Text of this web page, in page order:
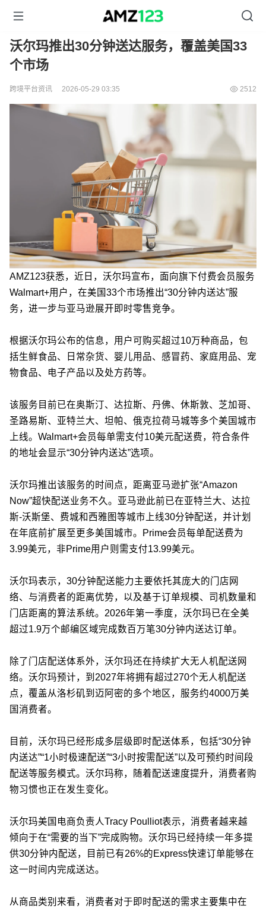
沃尔玛推出30分钟送达服务，覆盖美国33
个市场
跨境平台资讯 2026-05-29 03:35 2512
AMZ123获悉，近日，沃尔玛宣布，面向旗下付费会员服务
Walmart+用户，在美国33个市场推出“30分钟内送达”服
务，进一步与亚马逊展开即时零售竞争。
根据沃尔玛公布的信息，用户可购买超过10万种商品，包
括生鲜食品、日常杂货、婴儿用品、感冒药、家庭用品、宠
物食品、电子产品以及处方药等。
该服务目前已在奥斯汀、达拉斯、丹佛、休斯敦、芝加哥、
圣路易斯、亚特兰大、坦帕、俄克拉荷马城等多个美国城市
上线。 Walmart+会员每单需支付10美元配送费，符合条件
的地址会显示“30分钟内送达”选项。
沃尔玛推出该服务的时间点，距离亚马逊扩张“Amazon
Now”超快配送业务不久。亚马逊此前已在亚特兰大、达拉
斯-沃斯堡、费城和西雅图等城市上线30分钟配送，并计划
在年底前扩展至更多美国城市。Prime会员每单配送费为
3.99美元，非Prime用户则需支付13.99美元。
沃尔玛表示，30分钟配送能力主要依托其庞大的门店网
络、与消费者的距离优势，以及基于订单规模、司机数量和
门店距离的算法系统。2026年第一季度，沃尔玛已在全美
超过1.9万个邮编区域完成数百万笔30分钟内送达订单。
除了门店配送体系外，沃尔玛还在持续扩大无人机配送网
络。沃尔玛预计，到2027年将拥有超过270个无人机配送
点，覆盖从洛杉矶到迈阿密的多个地区，服务约4000万美
国消费者。
目前，沃尔玛已经形成多层级即时配送体系，包括“30分钟
内送达”“1小时极速配送”“3小时按需配送”以及可预约时间段
配送等服务模式。沃尔玛称，随着配送速度提升，消费者购
物习惯也正在发生变化。
沃尔玛美国电商负责人Tracy Poulliot表示，消费者越来越
倾向于在“需要的当下”完成购物。沃尔玛已经持续一年多提
供30分钟内配送，目前已有26%的Express快速订单能够在
这一时间内完成送达。
从商品类别来看，消费者对于即时配送的需求主要集中在